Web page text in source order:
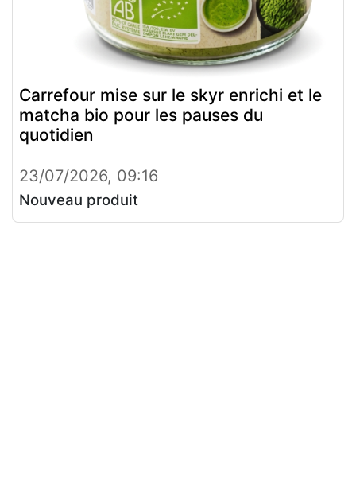
Carrefour mise sur le skyr enrichi et le
matcha bio pour les pauses du
quotidien
23/07/2026, 09:16
Nouveau produit